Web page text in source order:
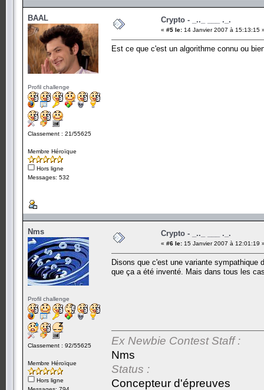
BAAL
Profil challenge
Classement : 21/55625
Membre Héroïque
Hors ligne
Messages: 532
Crypto - _.._ ___ ._.
« #5 le: 14 Janvier 2007 à 15:13:15
Est ce que c'est un algorithme connu ou
Nms
Profil challenge
Classement : 92/55625
Membre Héroïque
Hors ligne
Crypto - _.._ ___ ._.
« #6 le: 15 Janvier 2007 à 12:01:19
Disons que c'est une variante sympathique
que ça a été inventé. Mais dans tous les
Ex Newbie Contest Staff :
Nms
Status :
Concepteur d'épreuves